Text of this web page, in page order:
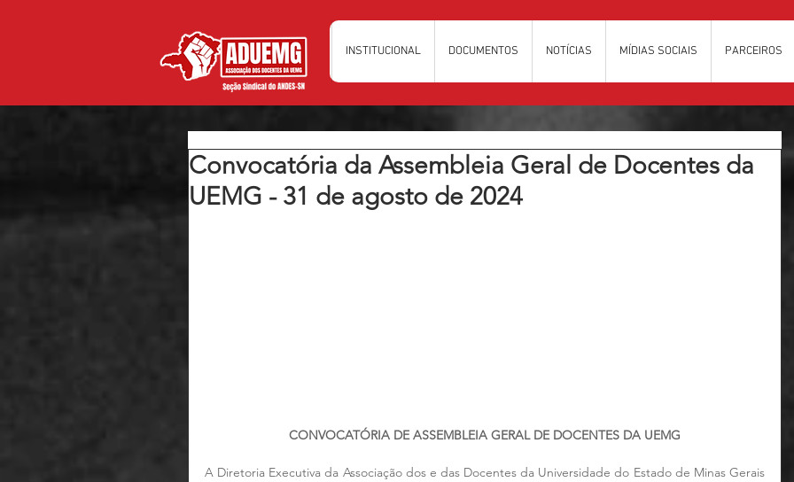
INSTITUCIONAL DOCUMENTOS NOTÍCIAS MÍDIAS SOCIAIS PARCEIROS
Convocatória da Assembleia Geral de Docentes da
UEMG - 31 de agosto de 2024
CONVOCATÓRIA DE ASSEMBLEIA GERAL DE DOCENTES DA UEMG
A Diretoria Executiva da Associação dos e das Docentes da Universidade do Estado de Minas Gerais